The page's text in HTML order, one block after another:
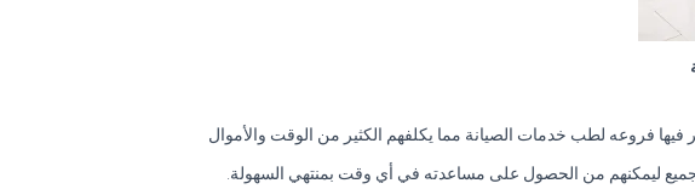
فيها فروعه لطب خدمات الصيانة مما يكلفهم الكثير من الوقت والأموال
ليمكنهم من الحصول على مساعدته في أي وقت بمنتهي السهولة.